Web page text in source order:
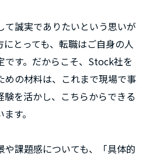
て誠実でありたいという思いが
とっても、転職はご自身の人
です。だからこそ、Stock社を
めの材料は、これまで現場で事
を活かし、こちらからできる
す。
や課題感についても、「具体的